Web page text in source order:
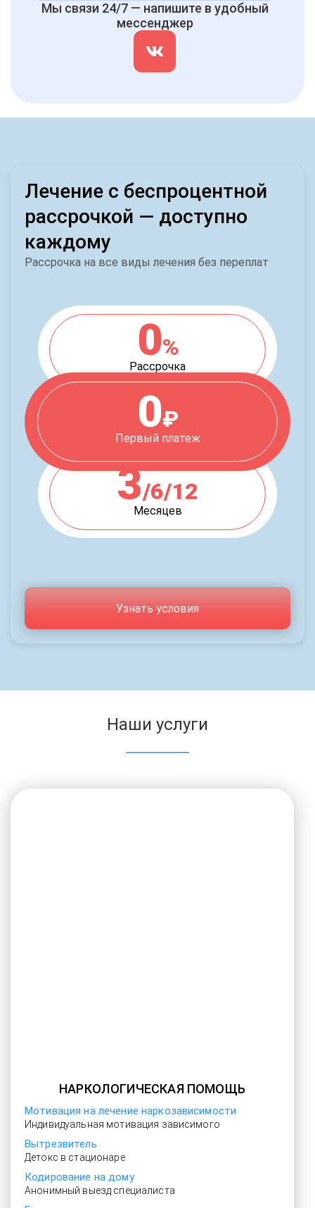
Мы связи 24/7 — напишите в удобный
мессенджер
Лечение с беспроцентной
рассрочкой — доступно
каждому
Рассрочка на все виды лечения без переплат
0%
Рассрочка
0₽
Первый платеж
3/6/12
Месяцев
Узнать условия
Наши услуги
НАРКОЛОГИЧЕСКАЯ ПОМОЩЬ
Мотивация на лечение наркозависимости
Индивидуальная мотивация зависимого
Вытрезвитель
Детокс в стационаре
Кодирование на дому
Анонимный выезд специалиста